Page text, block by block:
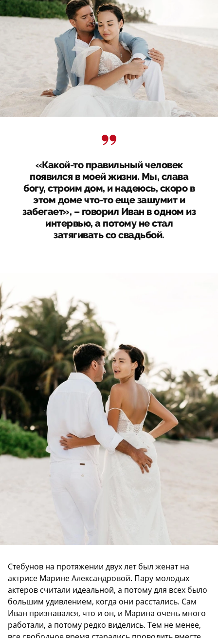
«Какой-то правильный человек
появился в моей жизни. Мы, слава
богу, строим дом, и надеюсь, скоро в
этом доме что-то еще зашумит и
забегает», – говорил Иван в одном из
интервью, а потому не стал
затягивать со свадьбой.
Стебунов на протяжении двух лет был женат на
актрисе Марине Александровой. Пару молодых
актеров считали идеальной, а потому для всех было
большим удивлением, когда они расстались. Сам
Иван признавался, что и он, и Марина очень много
работали, а потому редко виделись. Тем не менее,